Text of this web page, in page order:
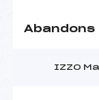
Abandons
IZZO